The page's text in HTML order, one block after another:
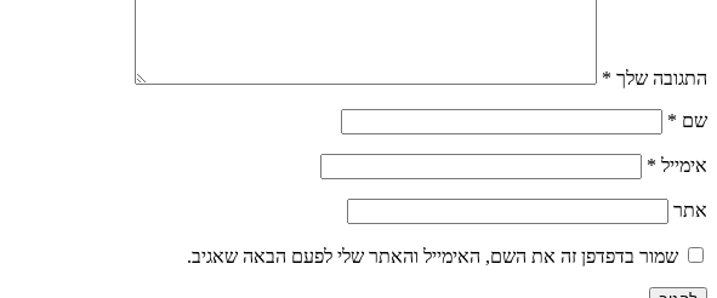
התגובה שלך *
שם *
אימייל *
אתר
שמור בדפדפן זה את השם, האימייל והאתר שלי לפעם הבאה שאגיב.